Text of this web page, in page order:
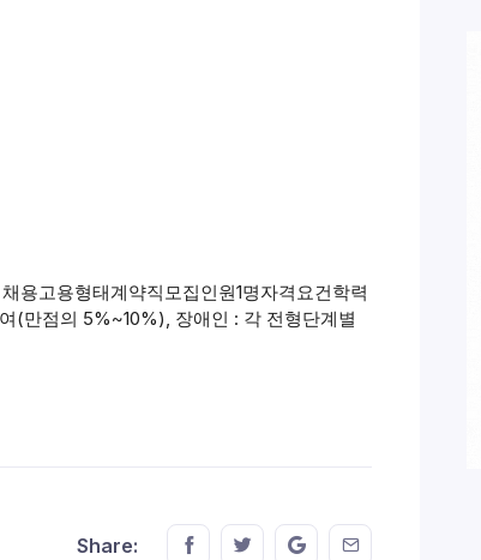
용고용형태계약직모집인원1명자격요건학력
(만점의 5%~10%), 장애인 : 각 전형단계별
Share: Share this on FaceBook
Share this on Twitter
Share this on GMail
Share this on